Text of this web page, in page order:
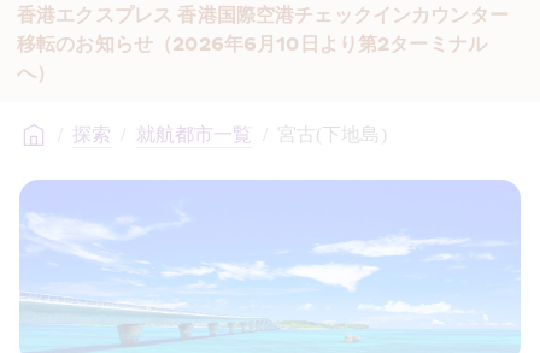
香港エクスプレス 香港国際空港チェックインカウンター
移転のお知らせ（2026年6月10日より第2ターミナル
へ）
/ 探索 / 就航都市一覧 / 宮古(下地島)